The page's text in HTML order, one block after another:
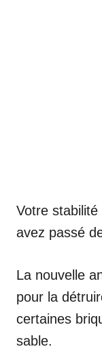
Votre
avez passé
La nouvelle
pour la
certaines
sable.